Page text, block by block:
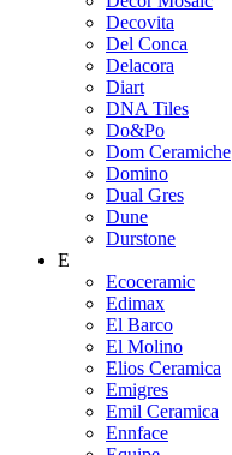
Decovita
Del Conca
Delacora
Diart
DNA Tiles
Do&Po
Dom Ceramiche
Domino
Dual Gres
Dune
Durstone
E
Ecoceramic
Edimax
El Barco
El Molino
Elios Ceramica
Emigres
Emil Ceramica
Ennface